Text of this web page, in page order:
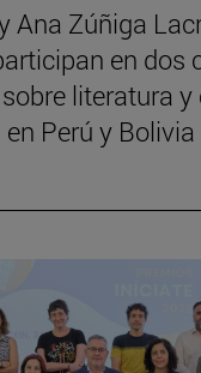
Ana Zúñiga
en dos
literatura y
Perú y Bolivia